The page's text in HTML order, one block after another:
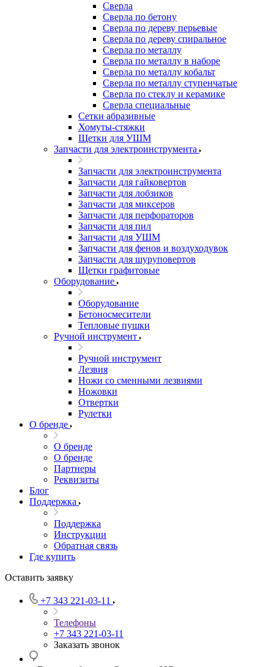
Сверла
Сверла по бетону
Сверла по дереву перьевые
Сверла по дереву спиральное
Сверла по металлу
Сверла по металлу в наборе
Сверла по металлу кобальт
Сверла по металлу ступенчатые
Сверла по стеклу и керамике
Сверла специальные
Сетки абразивные
Хомуты-стяжки
Щетки для УШМ
Запчасти для электроинструмента
Запчасти для электроинструмента
Запчасти для гайковертов
Запчасти для лобзиков
Запчасти для миксеров
Запчасти для перфораторов
Запчасти для пил
Запчасти для УШМ
Запчасти для фенов и воздуходувок
Запчасти для шуруповертов
Щетки графитовые
Оборудование
Оборудование
Бетоносмесители
Тепловые пушки
Ручной инструмент
Ручной инструмент
Лезвия
Ножи со сменными лезвиями
Ножовки
Отвертки
Рулетки
О бренде
О бренде
О бренде
Партнеры
Реквизиты
Блог
Поддержка
Поддержка
Инструкции
Обратная связь
Где купить
Оставить заявку
+7 343 221-03-11
Телефоны
+7 343 221-03-11
Заказать звонок